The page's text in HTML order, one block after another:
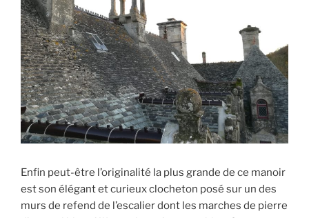
Enfin peut-être l’originalité la plus grande de ce manoir
est son élégant et curieux clocheton posé sur un des
murs de refend de l’escalier dont les marches de pierre